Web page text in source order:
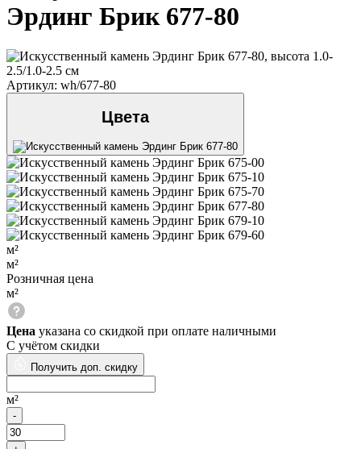
Эрдинг Брик 677-80
Артикул: wh/677-80
Цвета
м²
м²
Розничная цена
м²
Цена указана со скидкой при оплате наличными
С учётом скидки
Получить доп. скидку
м²